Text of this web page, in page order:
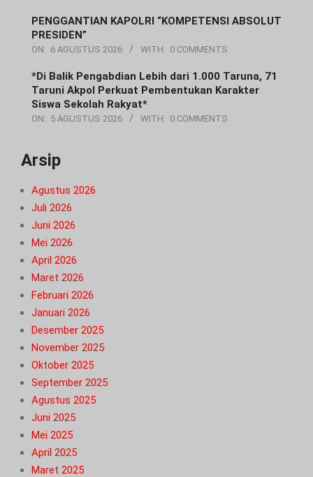
PENGGANTIAN KAPOLRI “KOMPETENSI ABSOLUT
PRESIDEN”
ON: 6 AGUSTUS 2026 WITH: 0 COMMENTS
*Di Balik Pengabdian Lebih dari 1.000 Taruna, 71
Taruni Akpol Perkuat Pembentukan Karakter
Siswa Sekolah Rakyat*
ON: 5 AGUSTUS 2026 WITH: 0 COMMENTS
Arsip
Agustus 2026
Juli 2026
Juni 2026
Mei 2026
April 2026
Maret 2026
Februari 2026
Januari 2026
Desember 2025
November 2025
Oktober 2025
September 2025
Agustus 2025
Juni 2025
Mei 2025
April 2025
Maret 2025